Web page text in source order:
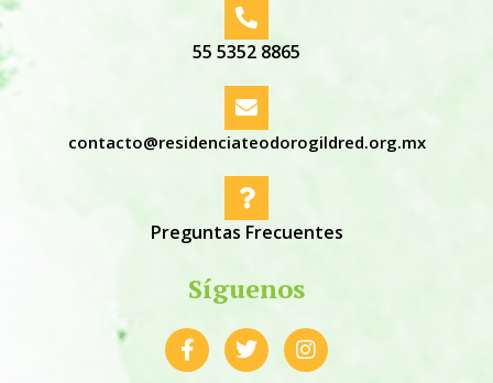
55 5352 8865
contacto@residenciateodorogildred.org.mx
Preguntas Frecuentes
Síguenos
F
a
T
w
I
n